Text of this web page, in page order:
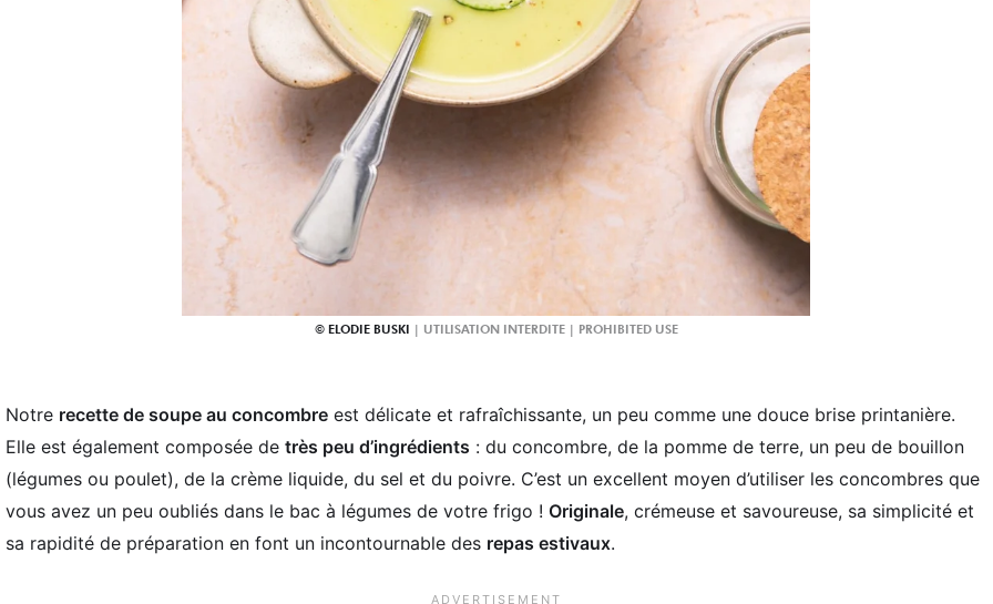
ELODIE BUSKI
Notre recette de soupe au concombre est délicate et rafraîchissante, un peu comme une douce brise printanière.
Elle est également composée de très peu d’ingrédients : du concombre, de la pomme de terre, un peu de bouillon
(légumes ou poulet), de la crème liquide, du sel et du poivre. C’est un excellent moyen d’utiliser les concombres que
vous avez un peu oubliés dans le bac à légumes de votre frigo ! Originale, crémeuse et savoureuse, sa simplicité et
sa rapidité de préparation en font un incontournable des repas estivaux.